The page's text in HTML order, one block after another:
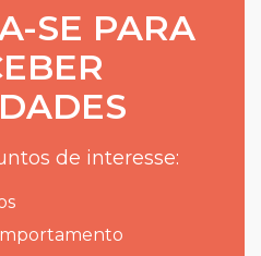
SE PARA
de interesse: